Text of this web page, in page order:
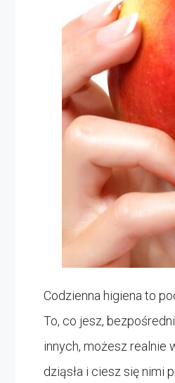
Codzienna higiena to
To, co jesz,
innych, możesz realnie
dziąsła i ciesz się nimi